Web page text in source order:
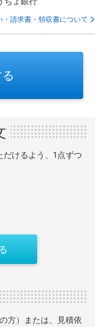
・請求書・領収書について
けるよう、1点ずつ
方）または、見積依